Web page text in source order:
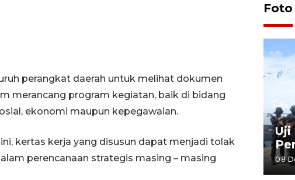
perangkat daerah untuk melihat dokumen
merancang program kegiatan, baik di bidang
ekonomi maupun kepegawaian.
kertas kerja yang disusun dapat menjadi tolak
perencanaan strategis masing – masing
Foto
32 balpres pakaian bekas
Tarakan
25 October 2022 21:19 WIB, 2022
Uji
08